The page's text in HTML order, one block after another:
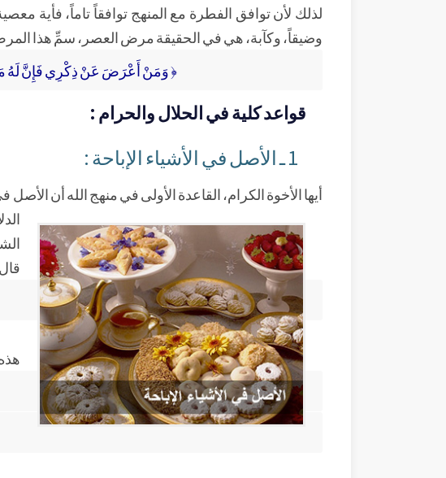
لذلك لأن توافق الفطرة مع المنهج توافقاً تاماً، فأية
وضيقاً، وكآبة، هي في الحقيقة مرض العصر، سمِّ هذا
﴿ وَمَنْ أَعْرَضَ عَنْ ذِكْرِي فَإِنَّ لَهُ
قواعد كلية في الحلال والحرام :
1 ـ الأصل في الأشياء الإباحة :
أيها الأخوة الكرام، القاعدة الأولى في منهج الله أن